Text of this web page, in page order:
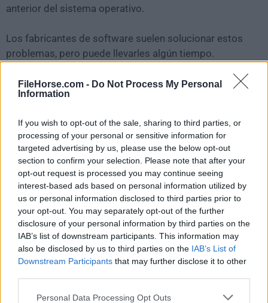
FileHorse.com - Do Not Process My Personal
Information
If you wish to opt-out of the sale, sharing to third parties, or
processing of your personal or sensitive information for
targeted advertising by us, please use the below opt-out
section to confirm your selection. Please note that after your
opt-out request is processed you may continue seeing
interest-based ads based on personal information utilized by
us or personal information disclosed to third parties prior to
your opt-out. You may separately opt-out of the further
disclosure of your personal information by third parties on the
IAB’s list of downstream participants. This information may
also be disclosed by us to third parties on the IAB’s List of
Downstream Participants that may further disclose it to other
Personal Data Processing Opt Outs
anterior del sistema operativo.
Los fabricantes de software suelen solucionar estos
problemas, pero puede llevarles algún tiempo.
versión anterior deWindowBlinds 8.0.2.
reciente de WindowBlindso leer nuestra reseña,
simplemente haz clic aquí .
Todas las versiones antiguas distribuidas en nuestro
sitio web son completamente libres de virus y están
disponibles para su descarga sin costo alguno.
Nos encantaría saber de ti
Si tienes alguna pregunta o idea que desees compartir
con nosotros, dirígete a nuestrapágina de contactoy
háznoslo saber. ¡Valoramos tu opinión!